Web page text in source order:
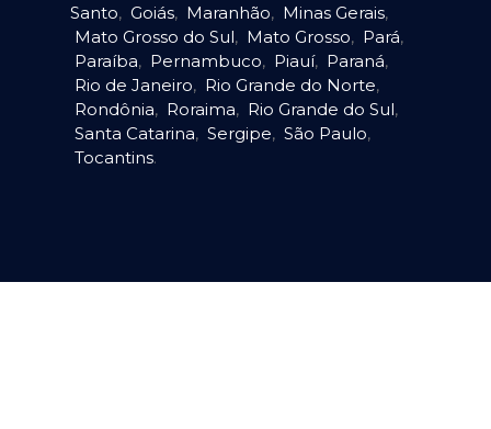
Santo, Goiás, Maranhão, Minas Gerais,
Mato Grosso do Sul, Mato Grosso, Pará,
Paraíba, Pernambuco, Piauí, Paraná,
Rio de Janeiro, Rio Grande do Norte,
Rondônia, Roraima, Rio Grande do Sul,
Santa Catarina, Sergipe, São Paulo,
Tocantins.